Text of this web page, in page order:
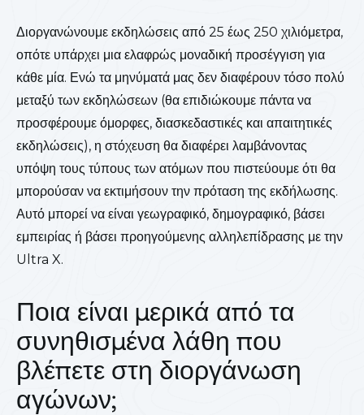
Διοργανώνουμε εκδηλώσεις από 25 έως 250 χιλιόμετρα,
οπότε υπάρχει μια ελαφρώς μοναδική προσέγγιση για
κάθε μία. Ενώ τα μηνύματά μας δεν διαφέρουν τόσο πολύ
μεταξύ των εκδηλώσεων (θα επιδιώκουμε πάντα να
προσφέρουμε όμορφες, διασκεδαστικές και απαιτητικές
εκδηλώσεις), η στόχευση θα διαφέρει λαμβάνοντας
υπόψη τους τύπους των ατόμων που πιστεύουμε ότι θα
μπορούσαν να εκτιμήσουν την πρόταση της εκδήλωσης.
Αυτό μπορεί να είναι γεωγραφικό, δημογραφικό, βάσει
εμπειρίας ή βάσει προηγούμενης αλληλεπίδρασης με την
Ultra X.
Ποια είναι μερικά από τα
συνηθισμένα λάθη που
βλέπετε στη διοργάνωση
αγώνων;